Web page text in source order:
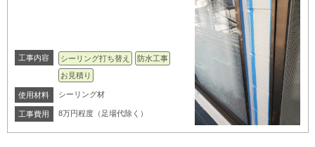
工事内容 シーリング打ち替え
防水工事
お見積り
使用材料 シーリング材
工事費用 8万円程度（足場代除く）